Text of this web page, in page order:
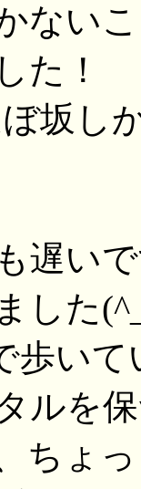
ない
た！
坂し
遅い
した
歩い
ルを
ちょ